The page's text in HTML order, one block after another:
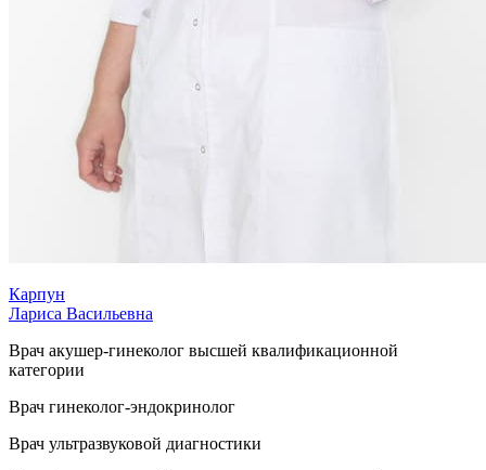
Карпун
Лариса Васильевна
Врач акушер-гинеколог высшей квалификационной
категории
Врач гинеколог-эндокринолог
Врач ультразвуковой диагностики